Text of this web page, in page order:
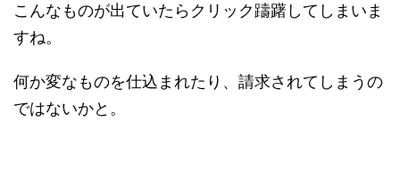
こんなものが出ていたらクリック躊躇してしまいま
すね。
何か変なものを仕込まれたり、請求されてしまうの
ではないかと。